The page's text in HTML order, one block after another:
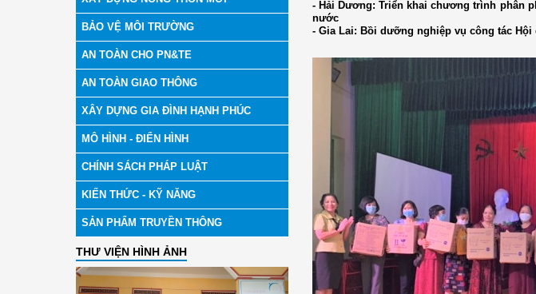
BẢO VỆ MÔI TRƯỜNG
AN TOÀN CHO PN&TE
AN TOÀN GIAO THÔNG
XÂY DỰNG GIA ĐÌNH HẠNH PHÚC
MÔ HÌNH - ĐIỂN HÌNH
CHÍNH SÁCH PHÁP LUẬT
KIẾN THỨC - KỸ NĂNG
SẢN PHẨM TRUYỀN THÔNG
THƯ VIỆN HÌNH ẢNH
- Hải Dương: Triển khai chương trình phân
nước
- Gia Lai: Bồi dưỡng nghiệp vụ công tác